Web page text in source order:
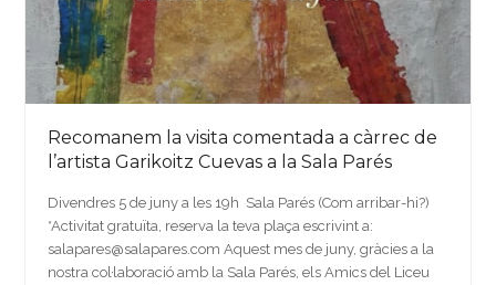
Recomanem la visita comentada a càrrec de
l’artista Garikoitz Cuevas a la Sala Parés
Divendres 5 de juny a les 19h Sala Parés (Com arribar-hi?)
*Activitat gratuïta, reserva la teva plaça escrivint a:
salapares@salapares.com Aquest mes de juny, gràcies a la
nostra col·laboració amb la Sala Parés, els Amics del Liceu